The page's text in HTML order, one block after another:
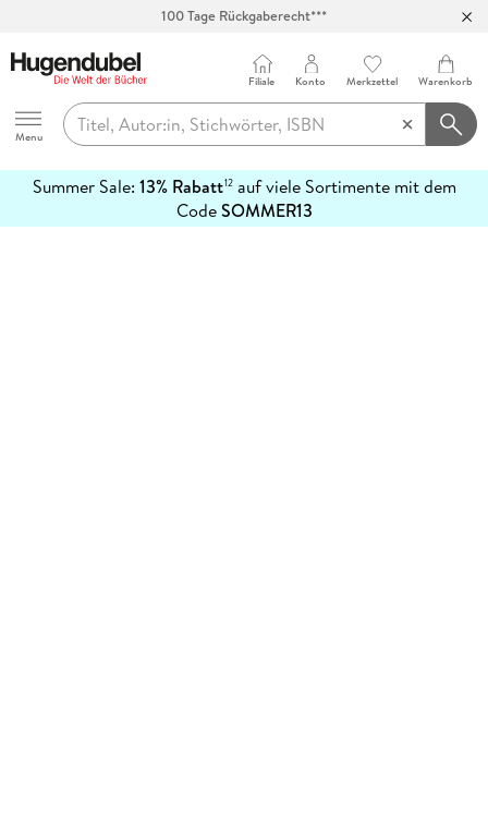
100 Tage Rückgaberecht***
Hugendubel
Menu
Filiale Konto Merkzettel Warenkorb
Summer Sale: 13% Rabatt12auf viele Sortimente mit dem
CodeSOMMER13
erfahren